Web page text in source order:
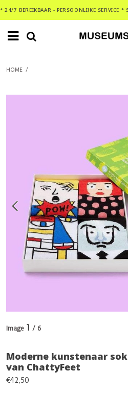
* 24/7 BEREIKBAAR - PERSOONLIJKE SERVICE *
HOME /
Image 1 / 6
Moderne kunstenaar
van ChattyFeet
€42,50